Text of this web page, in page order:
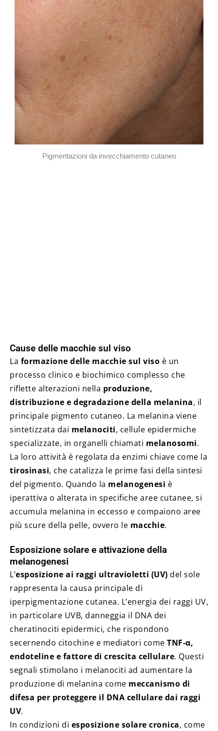
Pigmentazioni da invecchiamento cutaneo
Cause delle macchie sul viso
La formazione delle macchie sul viso è un
processo clinico e biochimico complesso che
riflette alterazioni nella produzione,
distribuzione e degradazione della melanina, il
principale pigmento cutaneo. La melanina viene
sintetizzata dai melanociti, cellule epidermiche
specializzate, in organelli chiamati melanosomi.
La loro attività è regolata da enzimi chiave come la
tirosinasi, che catalizza le prime fasi della sintesi
del pigmento. Quando la melanogenesi è
iperattiva o alterata in specifiche aree cutanee, si
accumula melanina in eccesso e compaiono aree
più scure della pelle, ovvero le macchie.
Esposizione solare e attivazione della
melanogenesi
L’esposizione ai raggi ultravioletti (UV) del sole
rappresenta la causa principale di
iperpigmentazione cutanea. L’energia dei raggi UV,
in particolare UVB, danneggia il DNA dei
cheratinociti epidermici, che rispondono
secernendo citochine e mediatori come TNF‑α,
endoteline e fattore di crescita cellulare. Questi
segnali stimolano i melanociti ad aumentare la
produzione di melanina come meccanismo di
difesa per proteggere il DNA cellulare dai raggi
UV.
In condizioni di esposizione solare cronica, come